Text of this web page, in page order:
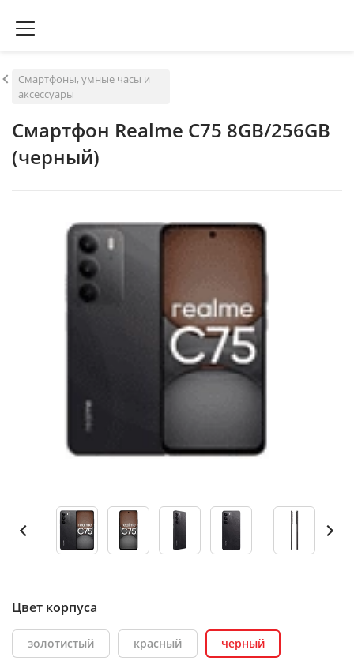
Смартфоны, умные часы и
аксессуары
Смартфон Realme C75 8GB/256GB
(черный)
Цвет корпуса
золотистый красный черный